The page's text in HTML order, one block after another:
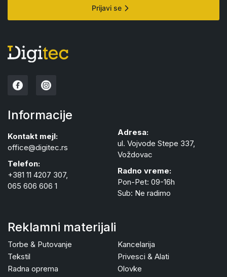
Prijavi se
Informacije
Kontakt mejl:
office@digitec.rs
Telefon:
+381 11 4207 307,
065 606 606 1
Adresa:
ul. Vojvode Stepe 337,
Voždovac
Radno vreme:
Pon-Pet: 09-16h
Sub: Ne radimo
Reklamni materijali
Torbe & Putovanje
Tekstil
Radna oprema
Kancelarija
Privesci & Alati
Olovke